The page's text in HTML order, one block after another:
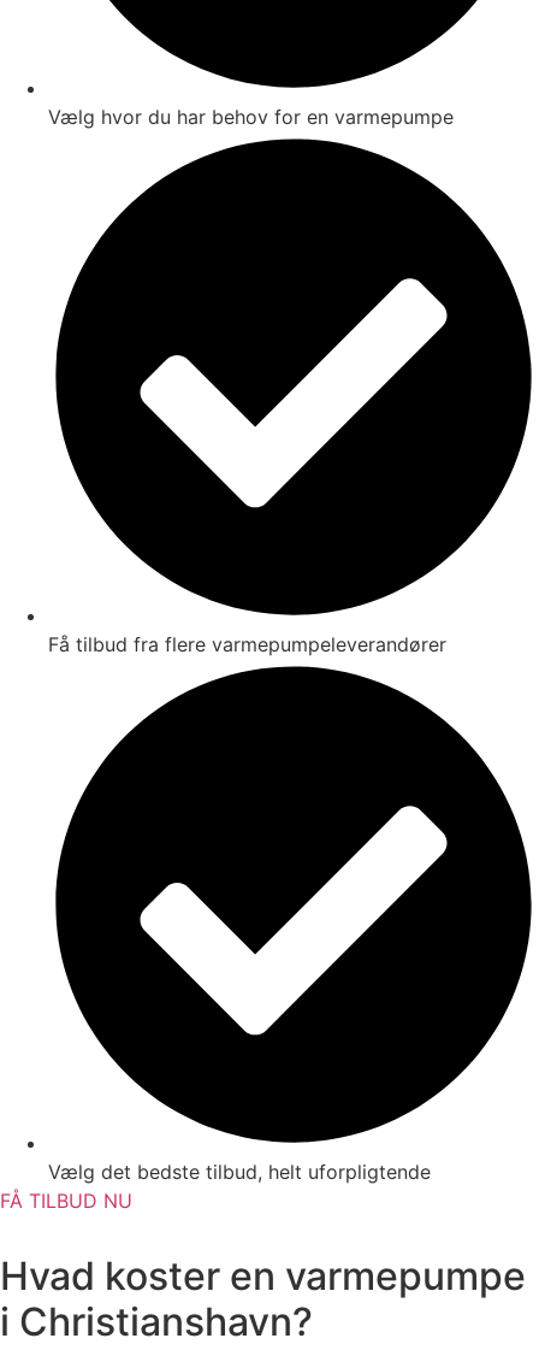
Vælg hvor du har behov for en varmepumpe
Få tilbud fra flere varmepumpeleverandører
Vælg det bedste tilbud, helt uforpligtende
FÅ TILBUD NU
Hvad koster en varmepumpe
i Christianshavn?